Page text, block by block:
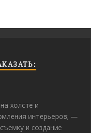
холсте и
интерьеров; —
и создание